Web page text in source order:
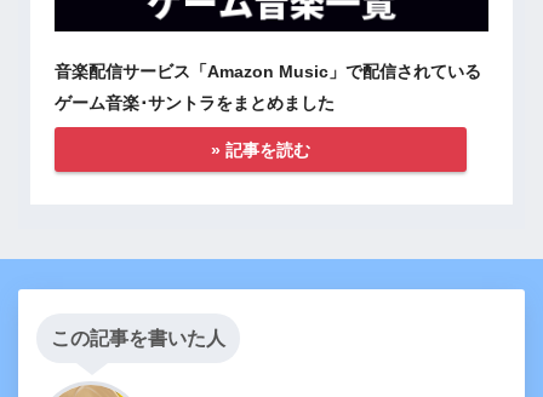
音楽配信サービス「Amazon Music」で配信されている
ゲーム音楽･サントラをまとめました
» 記事を読む
この記事を書いた人